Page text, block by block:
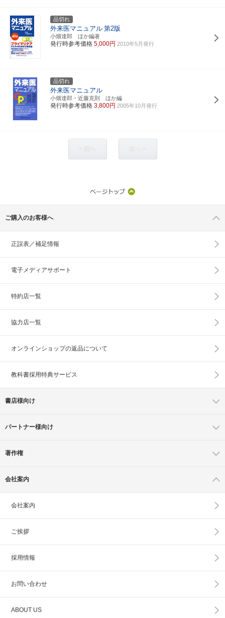
品切れ
外来医マニュアル 第2版
小畑達郎 ほか編著
発行時参考価格 5,000円 2010年5月発行
品切れ
外来医マニュアル
小畑達郎・近藤克則 ほか編
発行時参考価格 3,800円 2005年10月発行
ご購入のお客様へ
正誤表／補足情報
電子メディアサポート
特約店一覧
協力店一覧
オンラインショップの返品について
教科書採用特典サービス
書店様向け
パートナー様向け
著作権
会社案内
会社案内
ご挨拶
採用情報
お問い合わせ
ABOUT US